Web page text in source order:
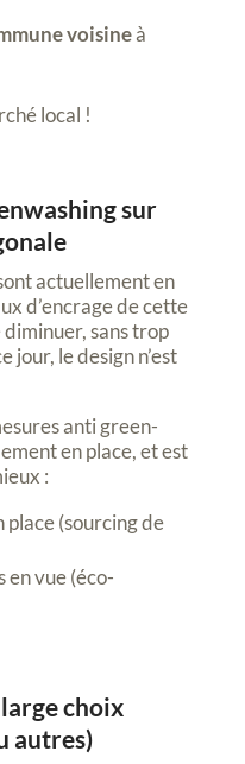
voisineà
local !
sur
actuellement en
d’encrage de cette
sans trop
jour, le design n’est
anti green-
en place, et est
:
place (sourcing de
en vue (éco-
choix
autres)